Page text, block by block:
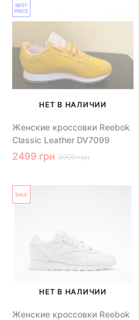
НЕТ В НАЛИЧИИ
Женские кроссовки Reebok
Classic Leather DV7099
2499 грн 3999 грн
НЕТ В НАЛИЧИИ
Женские кроссовки Reebok